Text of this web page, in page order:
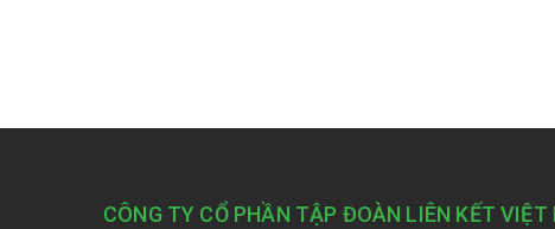
CÔNG TY CỔ PHẦN TẬP ĐOÀN LIÊN KẾT